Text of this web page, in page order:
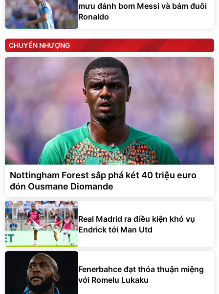
mưu đánh bom Messi và bám đuôi
Ronaldo
CHUYỂN NHƯỢNG
Nottingham Forest sắp phá két 40 triệu euro
đón Ousmane Diomande
Real Madrid ra điều kiện khó vụ
Endrick tới Man Utd
Fenerbahce đạt thỏa thuận miệng
với Romelu Lukaku